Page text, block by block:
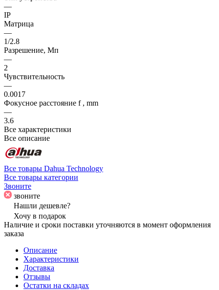
—
IP
Матрица
—
1/2.8
Разрешение, Мп
—
2
Чувствительность
—
0.0017
Фокусное расстояние f , mm
—
3.6
Все характеристики
Все описание
Все товары Dahua Technology
Все товары категории
Звоните
звоните
Нашли дешевле?
Хочу в подарок
Наличие и сроки поставки уточняются в момент оформления
заказа
Описание
Характеристики
Доставка
Отзывы
Остатки на складах